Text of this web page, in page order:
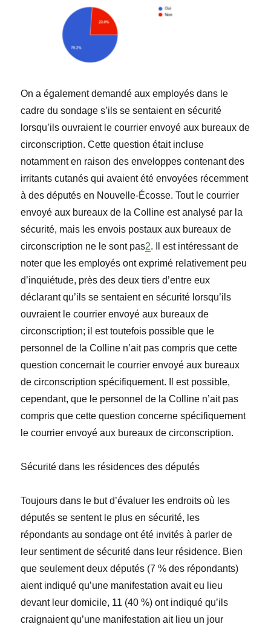
On a également demandé aux employés dans le
cadre du sondage s’ils se sentaient en sécurité
lorsqu’ils ouvraient le courrier envoyé aux bureaux de
circonscription. Cette questionétaitincluse
notamment en raison des enveloppes contenant des
irritants cutanés qui avaient été envoyées récemment
à des députés en Nouvelle-Écosse. Tout le courrier
envoyé aux bureaux de la Colline est analysé par la
sécurité, mais les envois postaux aux bureaux de
circonscription ne le sont pas2. Il est intéressant de
noter que les employés ont exprimé relativement peu
d’inquiétude, près des deux tiers d’entre eux
déclarant qu’ils se sentaient en sécurité lorsqu’ils
ouvraient le courrier envoyé aux bureaux de
circonscription; il est toutefois possible que le
personnel de la Colline n’ait pas compris que cette
question concernait le courrier envoyé aux bureaux
de circonscription spécifiquement. Il est possible,
cependant, que le personnel de la Colline n’ait pas
compris que cette question concerne spécifiquement
le courrier envoyé aux bureaux de circonscription.
Sécurité dans les résidences des députés
Toujours dans le but d’évaluer les endroits où les
députés se sentent le plus en sécurité, les
répondants au sondage ont été invités à parler de
leur sentiment de sécurité dans leur résidence. Bien
que seulement deux députés (7 % des répondants)
aient indiqué qu’une manifestation avait eu lieu
devant leur domicile, 11 (40 %) ont indiqué qu’ils
craignaient qu’une manifestation ait lieu un jour